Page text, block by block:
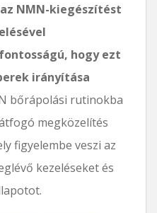
NMN-kiegészítést
hogy ezt
irányítása
bőrápolási rutinokba
megközelítés
figyelembe veszi az
kezeléseket és